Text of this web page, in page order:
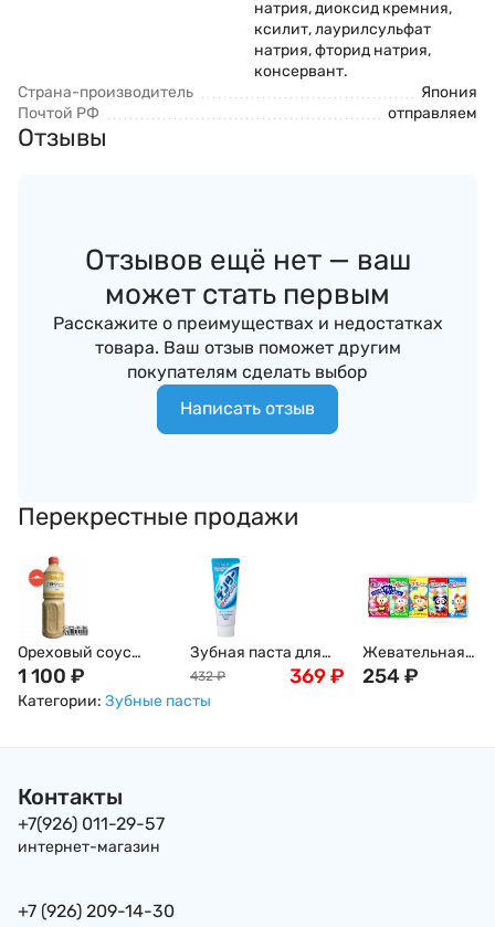
натрия, диоксид кремния,
ксилит, лаурилсульфат
натрия, фторид натрия,
консервант.
Страна-производитель
Япония
Почтой РФ
отправляем
Отзывы
Отзывов ещё нет — ваш
может стать первым
Расскажите о преимуществах и недостатках
товара. Ваш отзыв поможет другим
покупателям сделать выбор
Написать отзыв
Перекрестные продажи
Ореховый соус
(Гамадари) Косё, 1л
1 100 ₽
Зубная паста для
защиты от кариеса
с микропудрой
432 ₽ 369₽
Жевательная
резинка
254₽
Категории: Зубные пасты
Контакты
+7(926) 011-29-57
интернет-магазин
+7 (926) 209-14-30